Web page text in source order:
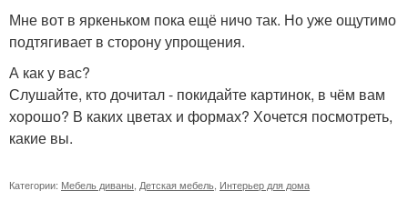
Мне вот в яркеньком пока ещё ничо так. Но уже ощутимо
подтягивает в сторону упрощения.
А как у вас?
Слушайте, кто дочитал - покидайте картинок, в чём вам
хорошо? В каких цветах и формах? Хочется посмотреть,
какие вы.
Категории: Мебель диваны Детская мебель Интерьер для дома